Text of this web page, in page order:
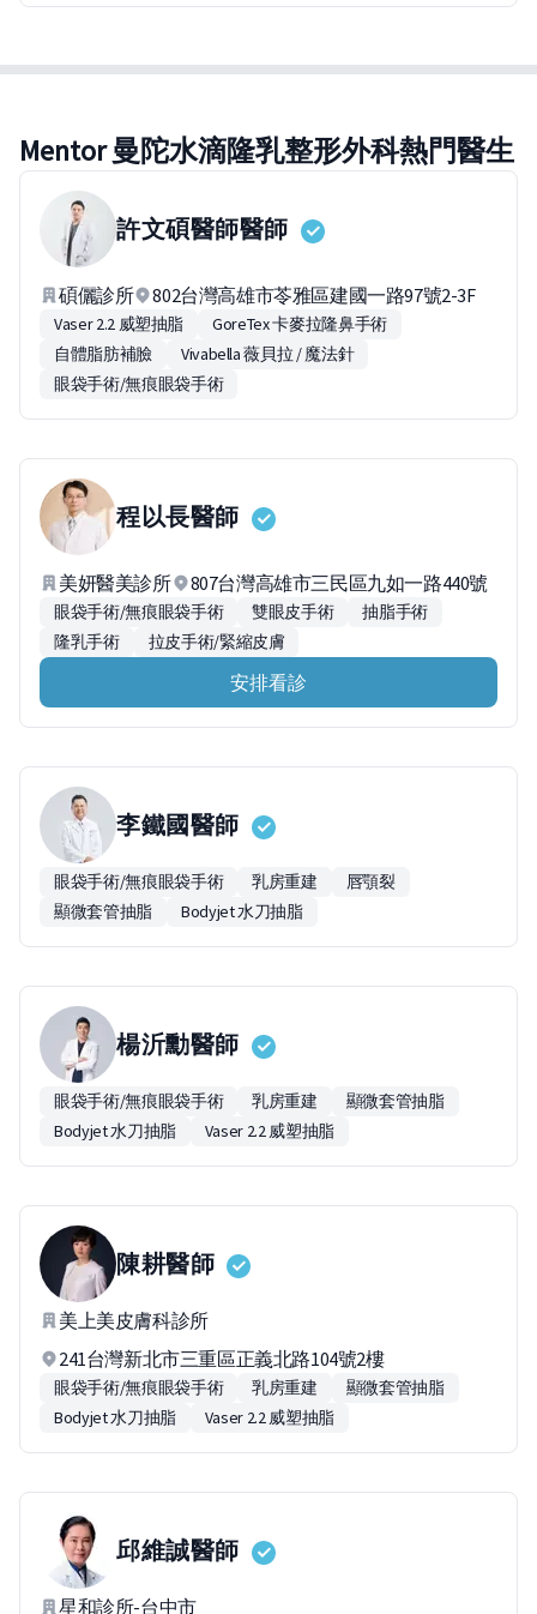
Mentor 曼陀水滴隆乳整形外科熱門醫生
許文碩醫師醫師
碩儷診所 802台灣高雄市苓雅區建國一路97號2-3F
Vaser 2.2 威塑抽脂
GoreTex 卡麥拉隆鼻手術
自體脂肪補臉
Vivabella 薇貝拉 / 魔法針
眼袋手術/無痕眼袋手術
程以長醫師
美妍醫美診所 807台灣高雄市三民區九如一路440號
眼袋手術/無痕眼袋手術 雙眼皮手術
抽脂手術
隆乳手術
拉皮手術/緊縮皮膚
安排看診
李鐵國醫師
眼袋手術/無痕眼袋手術 乳房重建
唇顎裂
顯微套管抽脂
Bodyjet 水刀抽脂
楊沂勳醫師
眼袋手術/無痕眼袋手術 乳房重建
顯微套管抽脂
Bodyjet 水刀抽脂
Vaser 2.2 威塑抽脂
陳耕醫師
美上美皮膚科診所
241台灣新北市三重區正義北路104號2樓
眼袋手術/無痕眼袋手術 乳房重建
顯微套管抽脂
Bodyjet 水刀抽脂
Vaser 2.2 威塑抽脂
邱維誠醫師
星和診所-台中市